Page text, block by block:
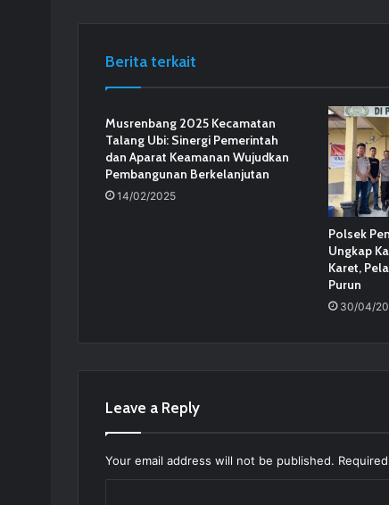
Berita terkait
Musrenbang 2025 Kecamatan
Talang Ubi: Sinergi Pemerintah
dan Aparat Keamanan Wujudkan
Pembangunan Berkelanjutan
14/02/2025
Polsek
Ungkap
Karet,
Purun
30/04/
Leave a Reply
Your email address will not be published.